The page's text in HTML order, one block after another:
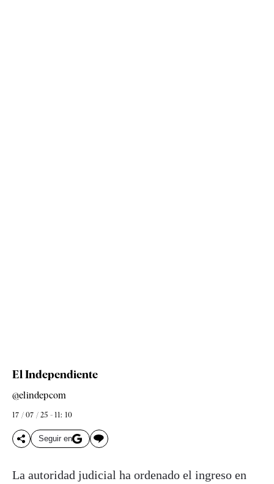
El Independiente
@elindepcom
17 / 07 / 25 - 11: 10
Seguir en
La autoridad judicial ha ordenado el ingreso en